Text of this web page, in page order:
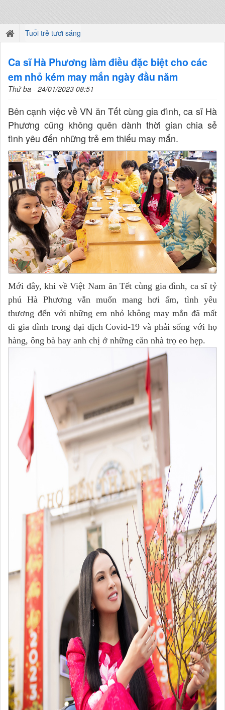
Tuổi trẻ tươi sáng
Ca sĩ Hà Phương làm điều đặc biệt cho các
em nhỏ kém may mắn ngày đầu năm
Thứ ba - 24/01/2023 08:51
Bên cạnh việc về VN ăn Tết cùng gia đình, ca sĩ Hà
Phương cũng không quên dành thời gian chia sẻ
tình yêu đến những trẻ em thiếu may mắn.
Mới đây, khi về Việt Nam ăn Tết cùng gia đình, ca sĩ tỷ
phú Hà Phương vẫn muốn mang hơi ấm, tình yêu
thương đến với những em nhỏ không may mắn đã mất
đi gia đình trong đại dịch Covid-19 và phải sống với họ
hàng, ông bà hay anh chị ở những căn nhà trọ eo hẹp.